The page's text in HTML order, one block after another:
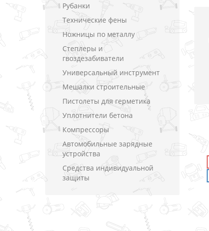
Рубанки
Технические фены
Ножницы по металлу
Степлеры и
гвоздезабиватели
Универсальный инструмент
Мешалки строительные
Пистолеты для герметика
Уплотнители бетона
Компрессоры
Автомобильные зарядные
устройства
Средства индивидуальной
защиты
СКИДКА